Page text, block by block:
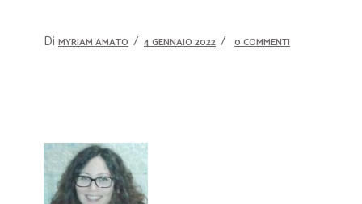
Di MYRIAM AMATO 4 GENNAIO 2022 0 COMMENTI